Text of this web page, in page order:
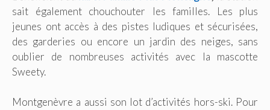
sait également chouchouter les familles. Les plus
jeunes ont accès à des pistes ludiques et sécurisées,
des garderies ou encore un jardin des neiges, sans
oublier de nombreuses activités avec la mascotte
Sweety.
Montgenèvre a aussi son lot d’activités hors-ski. Pour